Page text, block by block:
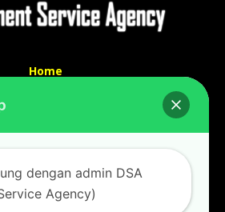
Home
6 Rt 006 Rw 007 Jatinegara,
dengan admin DSA
Agency)